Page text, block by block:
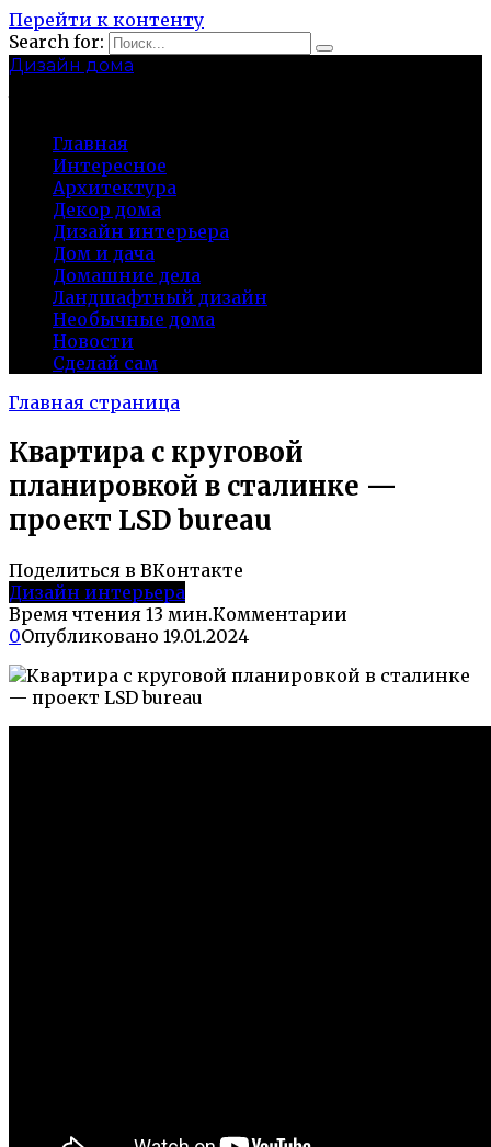
Перейти к контенту
Search for:
Дизайн дома
Главная
Интересное
Архитектура
Декор дома
Дизайн интерьера
Дом и дача
Домашние дела
Ландшафтный дизайн
Необычные дома
Новости
Сделай сам
Главная страница
Квартира с круговой
планировкой в сталинке —
проект LSD bureau
Поделиться в ВКонтакте
Дизайн интерьера
Время чтения 13 мин.Комментарии
0Опубликовано 19.01.2024